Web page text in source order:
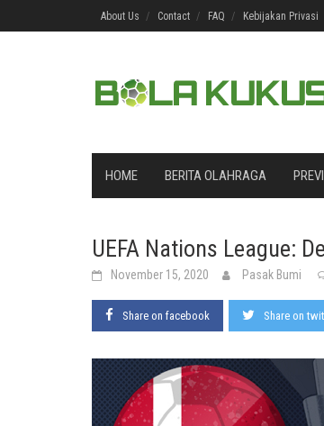
to
About Us Contact FAQ Kebijakan Privasi
HOME BERITA OLAHRAGA
UEFA Nations League:
November 15, 2020 Pasak Bumi
Share on facebook Share on